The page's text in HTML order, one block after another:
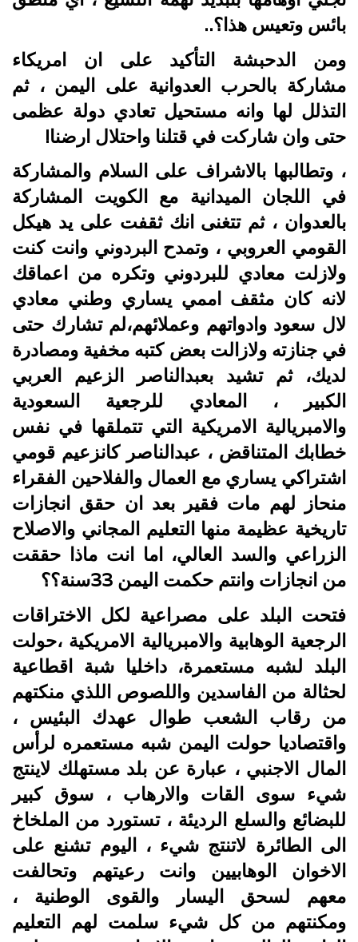
بائس وتعيس هذا؟..
ومن الدحبشة التأكيد على ان امريكاء
مشاركة بالحرب العدوانية على اليمن ، ثم
التذلل لها وانه مستحيل تعادي دولة عظمى
حتى وان شاركت في قتلنا واحتلال ارضنا!
، وتطالبها بالاشراف على السلام والمشاركة
في اللجان الميدانية مع الكويت المشاركة
بالعدوان ، ثم تتغنى انك ثقفت على يد هيكل
القومي العروبي ، وتمدح البردوني وانت كنت
ولازلت معادي للبردوني وتكره من اعماقك
لانه كان مثقف اممي يساري وطني معادي
لال سعود وادواتهم وعملائهم،لم تشارك حتى
في جنازته ولازالت بعض كتبه مخفية ومصادرة
لديك، ثم تشيد بعبدالناصر الزعيم العربي
الكبير ، المعادي للرجعية السعودية
والامبريالية الامريكية التي تتملقها في نفس
خطابك المتناقض ، عبدالناصر كانزعيم قومي
اشتراكي يساري مع العمال والفلاحين الفقراء
منحاز لهم مات فقير بعد ان حقق انجازات
تاريخية عظيمة منها التعليم المجاني والاصلاح
الزراعي والسد العالي، اما انت ماذا حققت
من انجازات وانتم حكمت اليمن 33سنة؟؟
فتحت البلد على مصراعية لكل الاختراقات
الرجعية الوهابية واﻻمبريالية الامريكية ،حولت
البلد لشبه مستعمرة، داخليا شبة اقطاعية
لحثالة من الفاسدين واللصوص اللذي منكتهم
من رقاب الشعب طوال عهدك البئيس ،
واقتصاديا حولت اليمن شبه مستعمره لرأس
المال الاجنبي ، عبارة عن بلد مستهلك لاينتج
شيء سوى القات والارهاب ، سوق كبير
للبضائع والسلع الرديئة ، تستورد من الملخاخ
الى الطائرة لاتنتج شيء ، اليوم تشنع على
الاخوان الوهابيين وانت رعيتهم وتحالفت
معهم لسحق اليسار والقوى الوطنية ،
ومكنتهم من كل شيء سلمت لهم التعليم